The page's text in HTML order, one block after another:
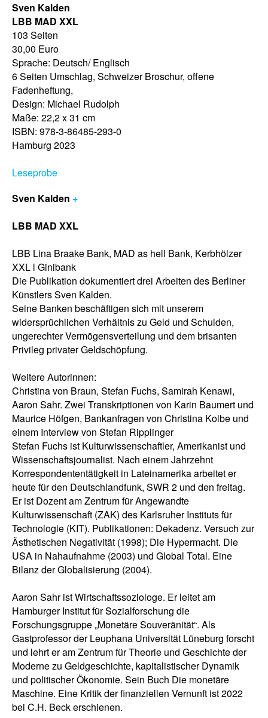
Sven Kalden +
LBB MAD XXL
LBB Lina Braake Bank, MAD as hell Bank, Kerbhölzer
XXL l Ginibank
Die Publikation dokumentiert drei Arbeiten des Berliner
Künstlers Sven Kalden.
Seine Banken beschäftigen sich mit unserem
widersprüchlichen Verhältnis zu Geld und Schulden,
ungerechter Vermögensverteilung und dem brisanten
Privileg privater Geldschöpfung.
Weitere Autorinnen:
Christina von Braun, Stefan Fuchs, Samirah Kenawi,
Aaron Sahr. Zwei Transkriptionen von Karin Baumert und
Maurice Höfgen, Bankanfragen von Christina Kolbe und
einem Interview von Stefan Ripplinger
Stefan Fuchs ist Kulturwissenschaftler, Amerikanist und
Wissenschaftsjournalist. Nach einem Jahrzehnt
Korrespondententätigkeit in Lateinamerika arbeitet er
heute für den Deutschlandfunk, SWR 2 und den freitag.
Er ist Dozent am Zentrum für Angewandte
Kulturwissenschaft (ZAK) des Karlsruher Instituts für
Technologie (KIT). Publikationen: Dekadenz. Versuch zur
Ästhetischen Negativität (1998); Die Hypermacht. Die
USA in Nahaufnahme (2003) und Global Total. Eine
Bilanz der Globalisierung (2004).
Aaron Sahr ist Wirtschaftssoziologe. Er leitet am
Hamburger Institut für Sozialforschung die
Forschungsgruppe „Monetäre Souveränität“. Als
Gastprofessor der Leuphana Universität Lüneburg forscht
und lehrt er am Zentrum für Theorie und Geschichte der
Moderne zu Geldgeschichte, kapitalistischer Dynamik
und politischer Ökonomie. Sein Buch Die monetäre
Maschine. Eine Kritik der finanziellen Vernunft ist 2022
bei C.H. Beck erschienen.
Sven Kalden
LBB MAD XXL
103 Seiten
30,00 Euro
Sprache: Deutsch/ Englisch
6 Seiten Umschlag, Schweizer Broschur, offene
Fadenheftung,
Design: Michael Rudolph
Maße: 22,2 x 31 cm
ISBN: 978-3-86485-293-0
Hamburg 2023
Leseprobe